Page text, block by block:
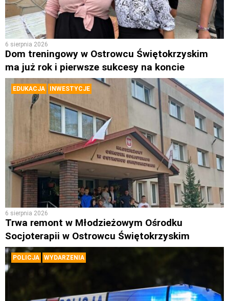
6 sierpnia 2026
Dom treningowy w Ostrowcu Świętokrzyskim
ma już rok i pierwsze sukcesy na koncie
EDUKACJA INWESTYCJE
6 sierpnia 2026
Trwa remont w Młodzieżowym Ośrodku
Socjoterapii w Ostrowcu Świętokrzyskim
POLICJA WYDARZENIA